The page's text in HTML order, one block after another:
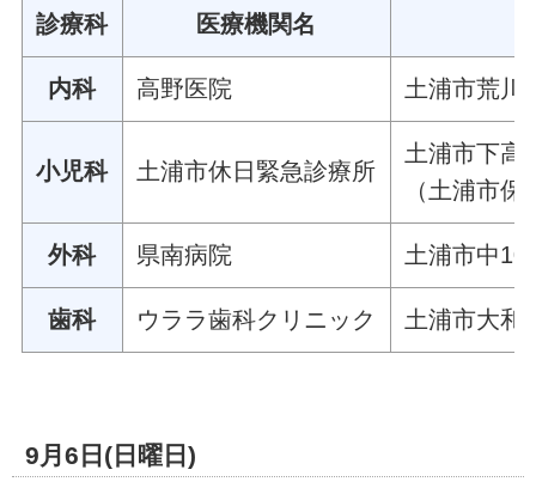
診療科 医療機関名
内科 高野医院 土浦市荒川
小児科 土浦市休日緊急診療所
土浦市下高
（土浦市
外科 県南病院 土浦市中
歯科 ウララ歯科クリニック 土浦市大和
9月6日(日曜日)